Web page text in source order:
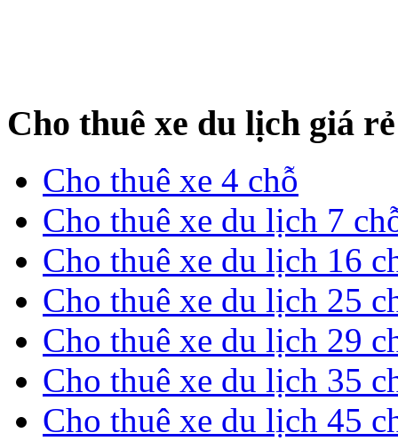
Cho thuê xe du lịch giá
Cho thuê xe 4 chỗ
Cho thuê xe du lịch 7
Cho thuê xe du lịch 16
Cho thuê xe du lịch 25
Cho thuê xe du lịch 29
Cho thuê xe du lịch 35
Cho thuê xe du lịch 45